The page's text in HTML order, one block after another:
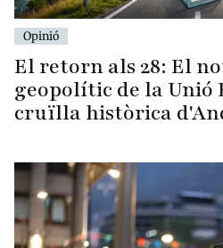
Opinió
El retorn als 28: El
geopolític de la Unió
cruïlla històrica